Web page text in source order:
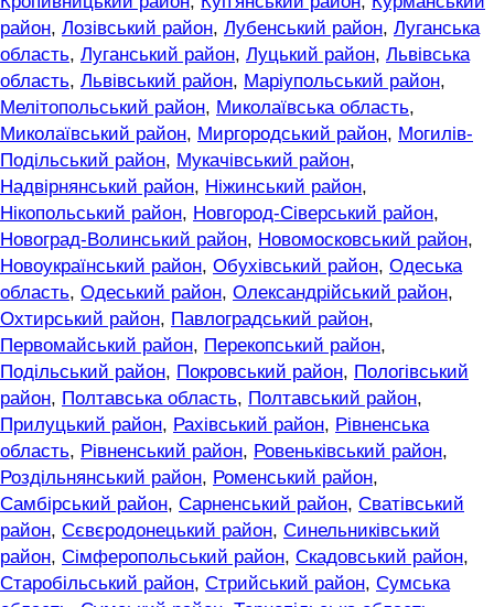
район, Лозівський район, Лубенський район, Луганська
область, Луганський район, Луцький район, Львівська
область, Львівський район, Маріупольський район,
Мелітопольський район, Миколаївська область,
Миколаївський район, Миргородський район, Могилів-
Подільський район, Мукачівський район,
Надвірнянський район, Ніжинський район,
Нікопольський район, Новгород-Сіверський район,
Новоград-Волинський район, Новомосковський район,
Новоукраїнський район, Обухівський район, Одеська
область, Одеський район, Олександрійський район,
Охтирський район, Павлоградський район,
Первомайський район, Перекопський район,
Подільський район, Покровський район, Пологівський
район, Полтавська область, Полтавський район,
Прилуцький район, Рахівський район, Рівненська
область, Рівненський район, Ровеньківський район,
Роздільнянський район, Роменський район,
Самбірський район, Сарненський район, Сватівський
район, Сєвєродонецький район, Синельниківський
район, Сімферопольський район, Скадовський район,
Старобільський район, Стрийський район, Сумська